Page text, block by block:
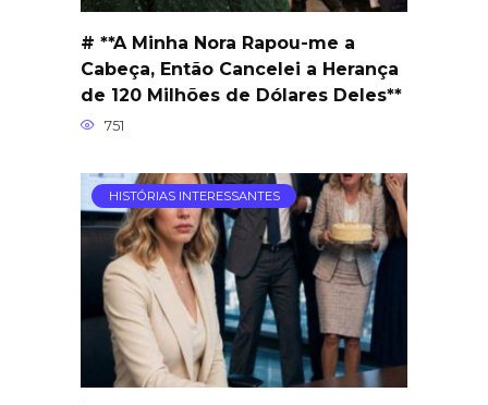
# **A Minha Nora Rapou-me a
Cabeça, Então Cancelei a Herança
de 120 Milhões de Dólares Deles**
751
HISTÓRIAS INTERESSANTES